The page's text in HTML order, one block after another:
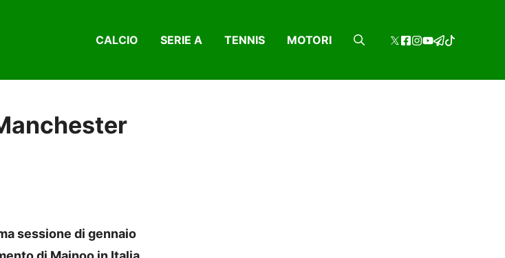
CALCIO SERIE A TENNIS MOTORI
sessione di gennaio